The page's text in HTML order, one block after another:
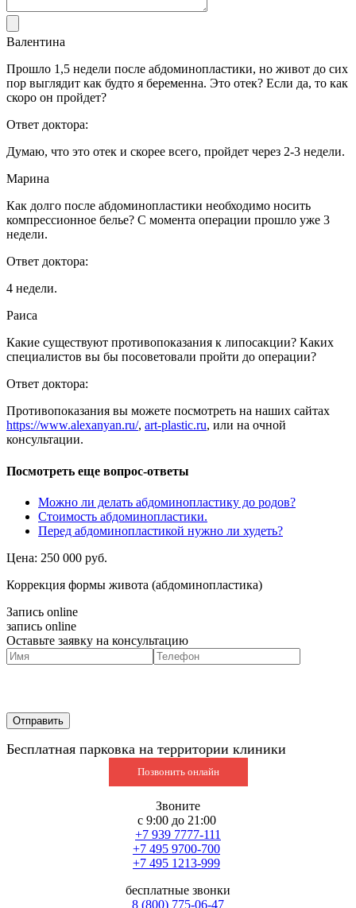
Валентина
Прошло 1,5 недели после абдоминопластики, но живот до сих
пор выглядит как будто я беременна. Это отек? Если да, то как
скоро он пройдет?
Ответ доктора:
Думаю, что это отек и скорее всего, пройдет через 2-3 недели.
Марина
Как долго после абдоминопластики необходимо носить
компрессионное белье? С момента операции прошло уже 3
недели.
Ответ доктора:
4 недели.
Раиса
Какие существуют противопоказания к липосакции? Каких
специалистов вы бы посоветовали пройти до операции?
Ответ доктора:
Противопоказания вы можете посмотреть на наших сайтах
https://www.alexanyan.ru/, art-plastic.ru, или на очной
консультации.
Посмотреть еще вопрос-ответы
Можно ли делать абдоминопластику до родов?
Стоимость абдоминопластики.
Перед абдоминопластикой нужно ли худеть?
Цена: 250 000 руб.
Коррекция формы живота (абдоминопластика)
Запись online
запись online
Оставьте заявку на консультацию
Бесплатная парковка на территории клиники
Позвонить онлайн
Звоните
с 9:00 до 21:00
+7 939 7777-111
+7 495 9700-700
+7 495 1213-999
бесплатные звонки
8 (800) 775-06-47